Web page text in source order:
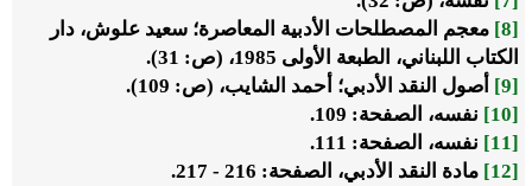
[8]
معجم المصطلحات الأدبية المعاصرة؛ سعيد علوش، دار
الكتاب اللبناني، الطبعة الأولى 1985، (ص: 31).
[9]
أصول النقد الأدبي؛ أحمد الشايب، (ص: 109).
[10]
نفسه، الصفحة: 109.
[11]
نفسه، الصفحة: 111.
[12]
مادة النقد الأدبي، الصفحة: 216 - 217.